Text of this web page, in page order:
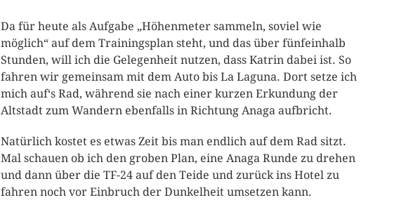
Da für heute als Aufgabe „Höhenmeter sammeln, soviel wie
möglich“ auf dem Trainingsplan steht, und das über fünfeinhalb
Stunden, will ich die Gelegenheit nutzen, dass Katrin dabei ist. So
fahren wir gemeinsam mit dem Auto bis La Laguna. Dort setze ich
mich auf‘s Rad, während sie nach einer kurzen Erkundung der
Altstadt zum Wandern ebenfalls in Richtung Anaga aufbricht.
Natürlich kostet es etwas Zeit bis man endlich auf dem Rad sitzt.
Mal schauen ob ich den groben Plan, eine Anaga Runde zu drehen
und dann über die TF-24 auf den Teide und zurück ins Hotel zu
fahren noch vor Einbruch der Dunkelheit umsetzen kann.